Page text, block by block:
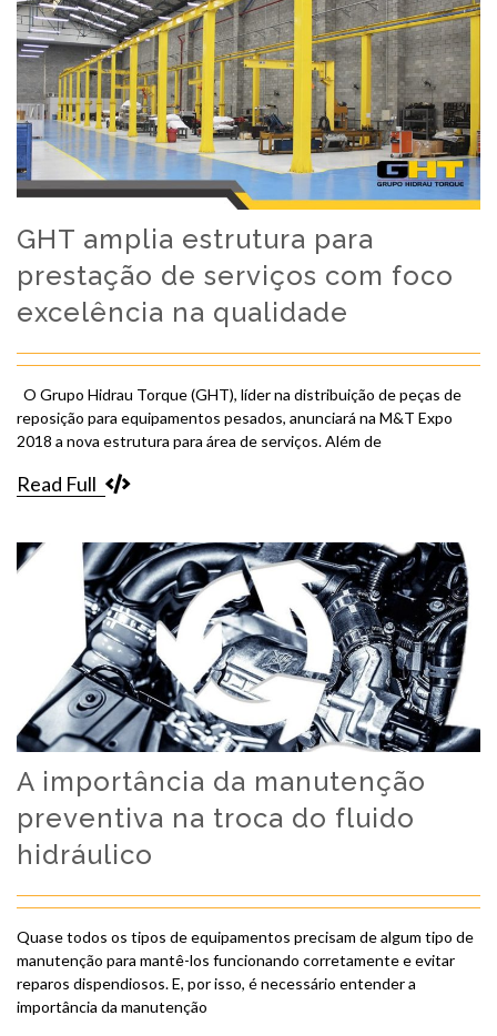
GHT amplia estrutura para
prestação de serviços com foco
excelência na qualidade
O Grupo Hidrau Torque (GHT), líder na distribuição de peças de
reposição para equipamentos pesados, anunciará na M&T Expo
2018 a nova estrutura para área de serviços. Além de
Read Full
A importância da manutenção
preventiva na troca do fluido
hidráulico
Quase todos os tipos de equipamentos precisam de algum tipo de
manutenção para mantê-los funcionando corretamente e evitar
reparos dispendiosos. E, por isso, é necessário entender a
importância da manutenção